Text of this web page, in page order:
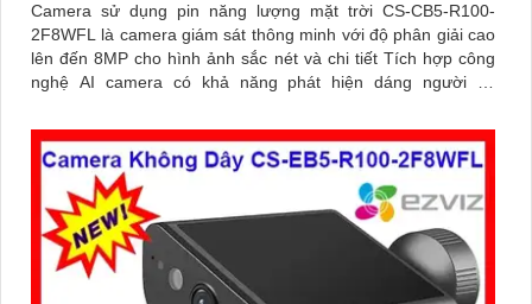
Camera sử dụng pin năng lượng mặt trời CS-CB5-R100-
2F8WFL là camera giám sát thông minh với độ phân giải cao
lên đến 8MP cho hình ảnh sắc nét và chi tiết Tích hợp công
nghệ AI camera có khả năng phát hiện dáng người và
chống nước IP65 phù hợp lắp đặt trong mọi điều kiện thời
tiết. Camera An Ninh CS-CB5-R100-2F8WFL có khả năng còi
hú, đèn chớp báo động, Wifi Không Dây, chức năng AI deep
learning phân biệt người & phương tiện